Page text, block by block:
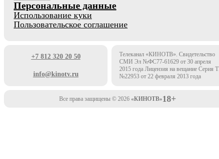
Персональные данные
Использование куки
Пользовательское соглашение
+7 812 320 20 50
info@kinotv.ru
Телеканал «КИНОТВ». Свидетельство
СМИ Эл №ФС77-61629 от 30 апреля
2015 года Лицензия на вещание Серия
№22953 от 22 февраля 2013 года
Все права защищены © 2026 «КИНОТВ»18+